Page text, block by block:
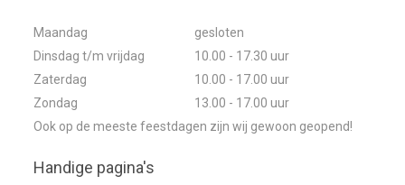
Maandag
gesloten
Dinsdag t/m vrijdag
10.00 - 17.30 uur
Zaterdag
10.00 - 17.00 uur
Zondag
13.00 - 17.00 uur
Ook op de meeste feestdagen zijn wij gewoon geopend!
Handige pagina's